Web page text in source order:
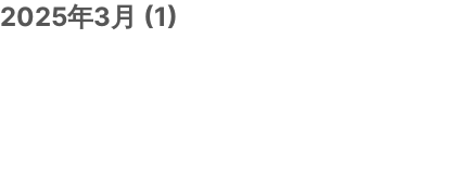
2025年3月 (1)